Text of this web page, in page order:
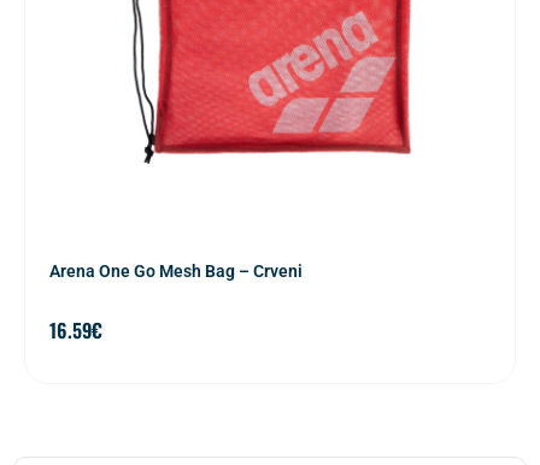
Arena One Go Mesh Bag – Crveni
16.59€